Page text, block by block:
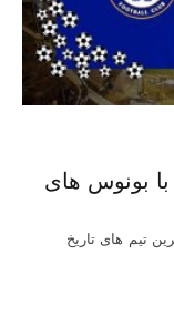
بونوس های
تیم های تاریخ